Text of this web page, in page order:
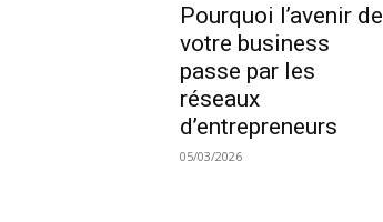
Pourquoi l’avenir de
votre business
passe par les
réseaux
d’entrepreneurs
05/03/2026